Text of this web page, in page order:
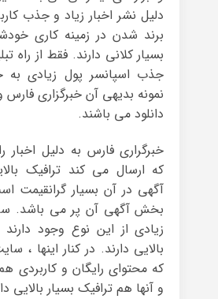
دلیل نشر اخبار زیاد و جذب
برند شدن در زمینه کاری
بسیار کلانی دارند. فقط از راه
جذب اسپانسر پول زیادی
نمونه بدیهی آن خبرگزاری
دانلود می باشند.
خبرگراری فارس به دلیل اخبار
که ارسال می کند ترافیک
آگهی در آن بسیار گرانقیمت
بخش آگهی آن پر می باشد.
زیادی از این نوع وجود دارند
بالایی دارند. در کنار اینها ،
که محتوای رایگان و کاربردی
و آنها هم ترافیک بسیار بالایی